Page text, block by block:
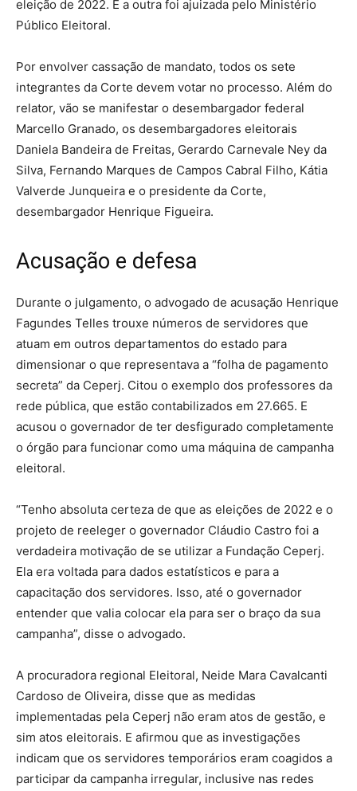
eleição de 2022. E a outra foi ajuizada pelo Ministério
Público Eleitoral.
Por envolver cassação de mandato, todos os sete
integrantes da Corte devem votar no processo. Além do
relator, vão se manifestar o desembargador federal
Marcello Granado, os desembargadores eleitorais
Daniela Bandeira de Freitas, Gerardo Carnevale Ney da
Silva, Fernando Marques de Campos Cabral Filho, Kátia
Valverde Junqueira e o presidente da Corte,
desembargador Henrique Figueira.
Acusação e defesa
Durante o julgamento, o advogado de acusação Henrique
Fagundes Telles trouxe números de servidores que
atuam em outros departamentos do estado para
dimensionar o que representava a “folha de pagamento
secreta” da Ceperj. Citou o exemplo dos professores da
rede pública, que estão contabilizados em 27.665. E
acusou o governador de ter desfigurado completamente
o órgão para funcionar como uma máquina de campanha
eleitoral.
“Tenho absoluta certeza de que as eleições de 2022 e o
projeto de reeleger o governador Cláudio Castro foi a
verdadeira motivação de se utilizar a Fundação Ceperj.
Ela era voltada para dados estatísticos e para a
capacitação dos servidores. Isso, até o governador
entender que valia colocar ela para ser o braço da sua
campanha”, disse o advogado.
A procuradora regional Eleitoral, Neide Mara Cavalcanti
Cardoso de Oliveira, disse que as medidas
implementadas pela Ceperj não eram atos de gestão, e
sim atos eleitorais. E afirmou que as investigações
indicam que os servidores temporários eram coagidos a
participar da campanha irregular, inclusive nas redes